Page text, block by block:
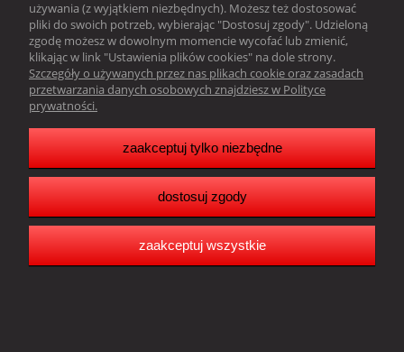
Pomoc
Moje konto
Resonado Janusz Głowacki |
woj. śląskie |tel.:502242256| email:biuro@resonado.pl
Copyright Resonado 2025
pokaż pełną wersję strony
Sklep internetowy Shoper.pl
używania (z wyjątkiem niezbędnych). Możesz też dostosować
pliki do swoich potrzeb, wybierając "Dostosuj zgody". Udzieloną
zgodę możesz w dowolnym momencie wycofać lub zmienić,
klikając w link "Ustawienia plików cookies" na dole strony.
Szczegóły o używanych przez nas plikach cookie oraz zasadach
przetwarzania danych osobowych znajdziesz w Polityce
prywatności.
zaakceptuj tylko niezbędne
dostosuj zgody
zaakceptuj wszystkie